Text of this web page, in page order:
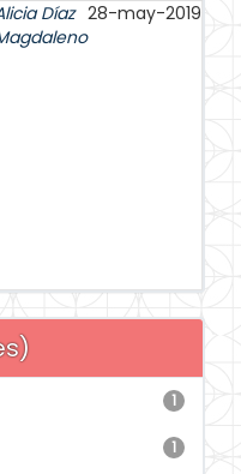
Díaz 28-may-2019
1
1